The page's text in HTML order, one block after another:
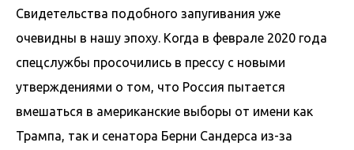
Свидетельства подобного запугивания уже
очевидны в нашу эпоху. Когда в феврале 2020 года
спецслужбы просочились в прессу с новыми
утверждениями о том, что Россия пытается
вмешаться в американские выборы от имени как
Трампа, так и сенатора Берни Сандерса из-за